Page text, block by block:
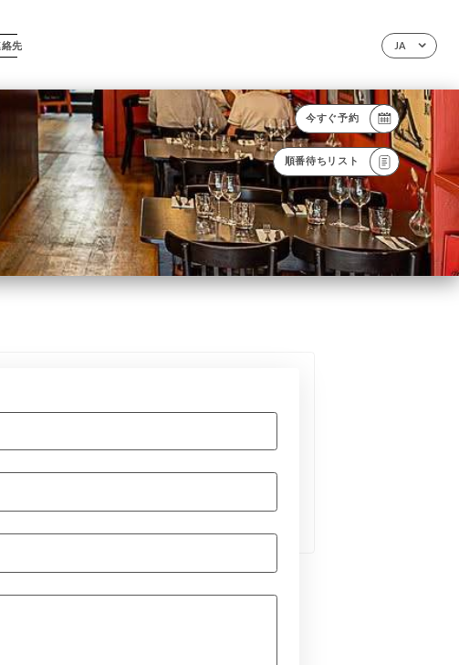
JA
先
今すぐ予約
順番待ちリスト